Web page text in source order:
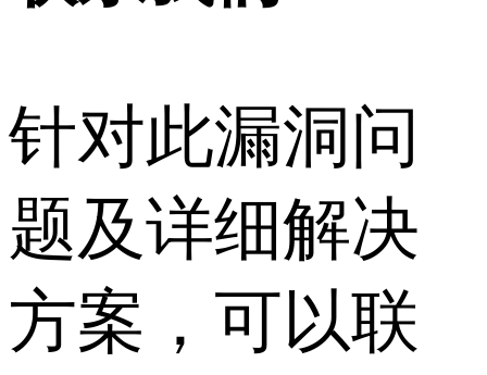
针对此漏洞问
题及详细解决
方案，可以联